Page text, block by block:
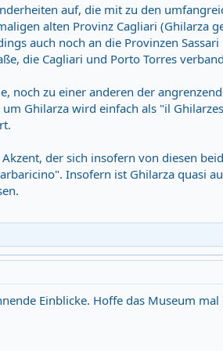
auf, die mit zu den
alten Provinz Cagliari (Ghilarza
auch noch an die Provinzen
die Cagliari und Porto Torres
noch zu einer anderen der
Ghilarza wird einfach als "il
der sich insofern von diesen
Insofern ist Ghilarza quasi
Einblicke. Hoffe das Museum